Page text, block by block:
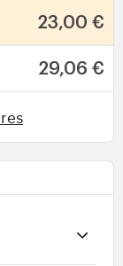
23,00 €
29,06 €